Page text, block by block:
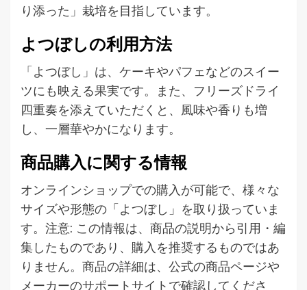
り添った」栽培を目指しています。
よつぼしの利用方法
「よつぼし」は、ケーキやパフェなどのスイー
ツにも映える果実です。また、フリーズドライ
四重奏を添えていただくと、風味や香りも増
し、一層華やかになります。
商品購入に関する情報
オンラインショップでの購入が可能で、様々な
サイズや形態の「よつぼし」を取り扱っていま
す。注意: この情報は、商品の説明から引用・編
集したものであり、購入を推奨するものではあ
りません。商品の詳細は、公式の商品ページや
メーカーのサポートサイトで確認してくださ